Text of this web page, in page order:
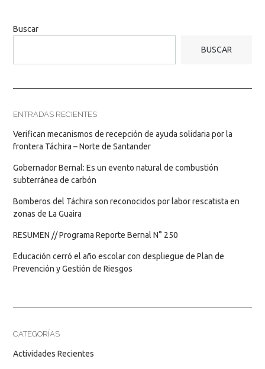
Buscar
BUSCAR
ENTRADAS RECIENTES
Verifican mecanismos de recepción de ayuda solidaria por la
frontera Táchira – Norte de Santander
Gobernador Bernal: Es un evento natural de combustión
subterránea de carbón
Bomberos del Táchira son reconocidos por labor rescatista en
zonas de La Guaira
RESUMEN // Programa Reporte Bernal N° 250
Educación cerró el año escolar con despliegue de Plan de
Prevención y Gestión de Riesgos
CATEGORÍAS
Actividades Recientes